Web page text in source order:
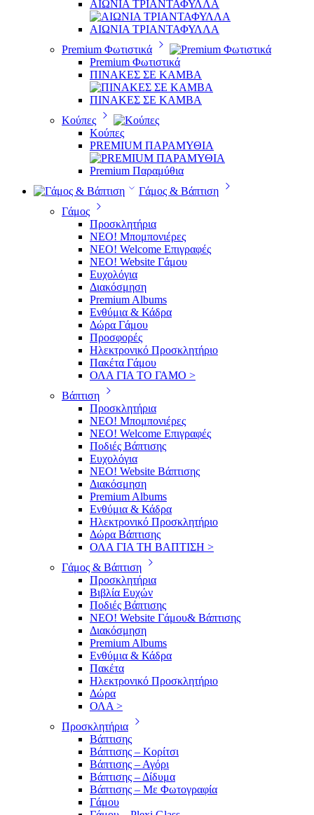
ΑΙΩΝΙΑ ΤΡΙΑΝΤΑΦΥΛΛΑ
ΑΙΩΝΙΑ ΤΡΙΑΝΤΑΦΥΛΛΑ
Premium Φωτιστικά
Premium Φωτιστικά
ΠΙΝΑΚΕΣ ΣΕ ΚΑΜΒΑ
ΠΙΝΑΚΕΣ ΣΕ ΚΑΜΒΑ
Κούπες
Κούπες
PREMIUM ΠΑΡΑΜΥΘΙΑ
Premium Παραμύθια
Γάμος & Βάπτιση
Γάμος
Προσκλητήρια
ΝΕΟ! Μπομπονιέρες
NEO! Welcome Επιγραφές
ΝΕΟ! Website Γάμου
Ευχολόγια
Διακόσμηση
Premium Albums
Ενθύμια & Κάδρα
Δώρα Γάμου
Προσφορές
Ηλεκτρονικό Προσκλητήριο
Πακέτα Γάμου
ΟΛΑ ΓΙΑ ΤΟ ΓΑΜΟ >
Βάπτιση
Προσκλητήρια
ΝΕΟ! Μπομπονιέρες
NEO! Welcome Επιγραφές
Ποδιές Βάπτισης
Ευχολόγια
ΝΕΟ! Website Βάπτισης
Διακόσμηση
Premium Albums
Ενθύμια & Κάδρα
Ηλεκτρονικό Προσκλητήριο
Δώρα Βάπτισης
ΟΛΑ ΓΙΑ ΤΗ ΒΑΠΤΙΣΗ >
Γάμος & Βάπτιση
Προσκλητήρια
Βιβλία Ευχών
Ποδιές Βάπτισης
ΝΕΟ! Website Γάμου& Βάπτισης
Διακόσμηση
Premium Albums
Ενθύμια & Κάδρα
Πακέτα
Ηλεκτρονικό Προσκλητήριο
Δώρα
ΟΛΑ >
Προσκλητήρια
Βάπτισης
Βάπτισης – Κορίτσι
Βάπτισης – Αγόρι
Βάπτισης – Δίδυμα
Βάπτισης – Με Φωτογραφία
Γάμου